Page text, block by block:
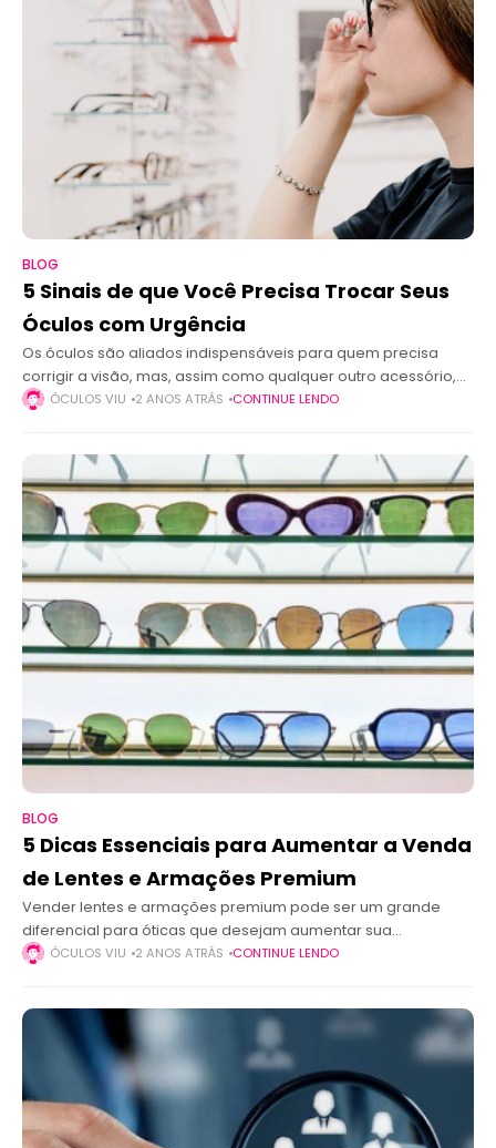
BLOG
5 Sinais de que Você Precisa Trocar Seus
Óculos com Urgência
Os óculos são aliados indispensáveis para quem precisa
corrigir a visão, mas, assim como qualquer outro acessório,
eles têm uma vida útil e podem se tornar ineficazes com o
ÓCULOS VIU 2 ANOS ATRÁS CONTINUE LENDO
BLOG
5 Dicas Essenciais para Aumentar a Venda
de Lentes e Armações Premium
Vender lentes e armações premium pode ser um grande
diferencial para óticas que desejam aumentar sua
rentabilidade e atrair um público mais exigente. No entanto,
ÓCULOS VIU 2 ANOS ATRÁS CONTINUE LENDO